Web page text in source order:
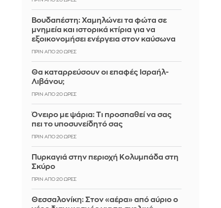
Βουδαπέστη: Χαμηλώνει τα φώτα σε
μνημεία και ιστορικά κτίρια για να
εξοικονομήσει ενέργεια στον καύσωνα
ΠΡΙΝ ΑΠΌ 20 ΏΡΕΣ
Θα καταρρεύσουν οι επαφές Ισραήλ-
Λιβάνου;
ΠΡΙΝ ΑΠΌ 20 ΏΡΕΣ
Όνειρο με ψάρια: Τι προσπαθεί να σας
πει το υποσυνείδητό σας
ΠΡΙΝ ΑΠΌ 20 ΏΡΕΣ
Πυρκαγιά στην περιοχή Κολυμπάδα στη
Σκύρο
ΠΡΙΝ ΑΠΌ 20 ΏΡΕΣ
Θεσσαλονίκη: Στον «αέρα» από αύριο ο